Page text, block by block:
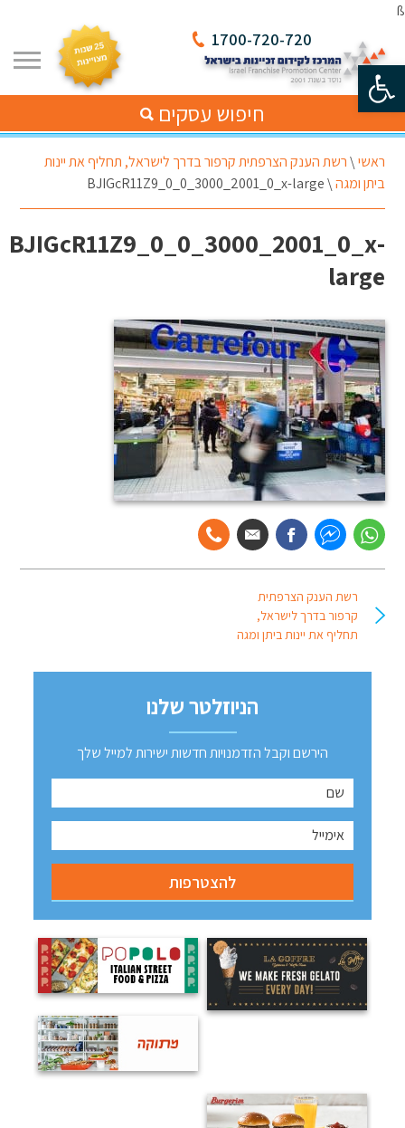
פתח סרגל נגישות
ß
1700-720-720
חיפוש עסקים
ראשי\רשת הענק הצרפתית קרפור בדרך לישראל, תחליף את יינות
ביתן ומגה\
BJIGcR11Z9_0_0_3000_2001_0_x-large
BJIGcR11Z9_0_0_3000_2001_0_x-
large
רשת הענק הצרפתית
קרפור בדרך לישראל,
תחליף את יינות ביתן ומגה
הניוזלטר שלנו
הירשם וקבל הזדמנויות חדשות ישירות למייל שלך